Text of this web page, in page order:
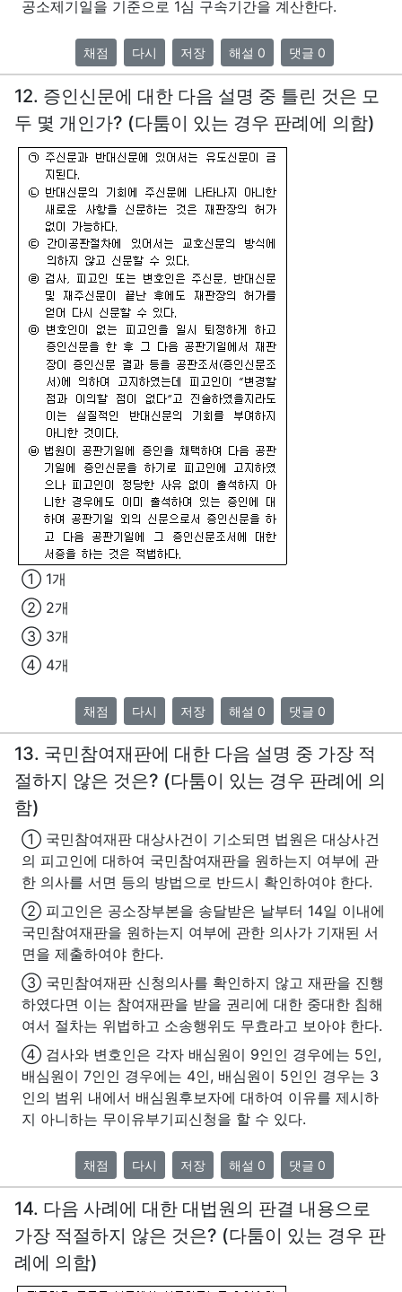
공소제기일을 기준으로 1심 구속기간을 계산한다.
채점 다시 저장 해설 0 댓글 0
12. 증인신문에 대한 다음 설명 중 틀린 것은 모
두 몇 개인가? (다툼이 있는 경우 판례에 의함)
① 1개
② 2개
③ 3개
④ 4개
채점 다시 저장 해설 0 댓글 0
13. 국민참여재판에 대한 다음 설명 중 가장 적
절하지 않은 것은? (다툼이 있는 경우 판례에 의
함)
① 국민참여재판 대상사건이 기소되면 법원은 대상사건
의 피고인에 대하여 국민참여재판을 원하는지 여부에 관
한 의사를 서면 등의 방법으로 반드시 확인하여야 한다.
② 피고인은 공소장부본을 송달받은 날부터 14일 이내에
국민참여재판을 원하는지 여부에 관한 의사가 기재된 서
면을 제출하여야 한다.
③ 국민참여재판 신청의사를 확인하지 않고 재판을 진행
하였다면 이는 참여재판을 받을 권리에 대한 중대한 침해
여서 절차는 위법하고 소송행위도 무효라고 보아야 한다.
④ 검사와 변호인은 각자 배심원이 9인인 경우에는 5인,
배심원이 7인인 경우에는 4인, 배심원이 5인인 경우는 3
인의 범위 내에서 배심원후보자에 대하여 이유를 제시하
지 아니하는 무이유부기피신청을 할 수 있다.
채점 다시 저장 해설 0 댓글 0
14. 다음 사례에 대한 대법원의 판결 내용으로
가장 적절하지 않은 것은? (다툼이 있는 경우 판
례에 의함)